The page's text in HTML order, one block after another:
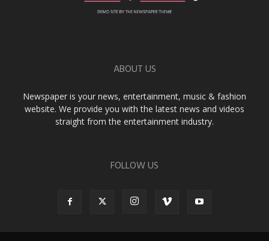
ABOUT US
Newspaper is your news, entertainment, music & fashion
website. We provide you with the latest news and videos
straight from the entertainment industry.
FOLLOW US